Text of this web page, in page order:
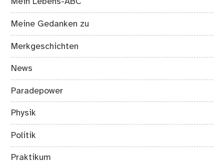
Meine Gedanken zu
Merkgeschichten
News
Paradepower
Physik
Politik
Praktikum